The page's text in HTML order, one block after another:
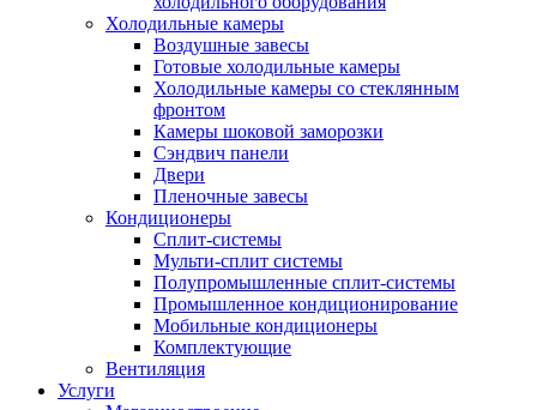
Холодильные камеры
Воздушные завесы
Готовые холодильные камеры
Холодильные камеры со стеклянным
фронтом
Камеры шоковой заморозки
Сэндвич панели
Двери
Пленочные завесы
Кондиционеры
Сплит-системы
Мульти-сплит системы
Полупромышленные сплит-системы
Промышленное кондиционирование
Мобильные кондиционеры
Комплектующие
Вентиляция
Услуги